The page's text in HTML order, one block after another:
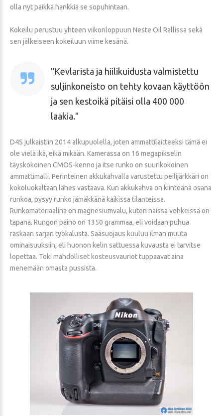
olla nyt paikka hankkia se sopuhintaan.
Kokeilu perustuu yhteen viikonloppuun Neste Oil Rallissa sekä
sen jälkeiseen kokeiluun viime kesänä.
Kevlarista ja hiilikuidusta valmistettu
suljinkoneisto on tehty kovaan käyttöön
ja sen kestoikä pitäisi olla 400 000
laakia.
D4S julkaistiin 2014 alkupuolella, joten ammattilaitteeksi tämä ei
ole vielä ikä, eikä mikään. Kamerassa on 16 megapikselin
täyskokoinen CMOS-kenno ja itse runko on suurikokoinen
ammattimalli. Perinteinen akkukahvalla varustettu peilijärkkäri on
kokoluokaltaan lähes vastaava. Kun akkukahva on kiinteänä osana
runkoa, pysyy runko jämäkkänä kaikissa tilanteissa.
Runkomateriaalina on magnesiumvalu, kuten näissä vehkeissä on
tapana. Rungon paino on 1350 grammaa, eli voidaan puhua
raskaan sarjan työkalusta. Sääsuojaus kuuluu ilman muuta
ominaisuuksiin, eli huonon kelin sattuessa kuvausta ei tarvitse
lopettaa. Toki mahdolliset kosteusvauriot tuppaavat aina
menemään omasta pussista.